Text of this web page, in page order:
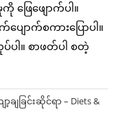
ြေဖျောက်ပါ။
ျောက်စကားပြောပါ။
ပါ။ စာဖတ်ပါ စတဲ့
ျခြင်းဆိုင်ရာ – Diets &